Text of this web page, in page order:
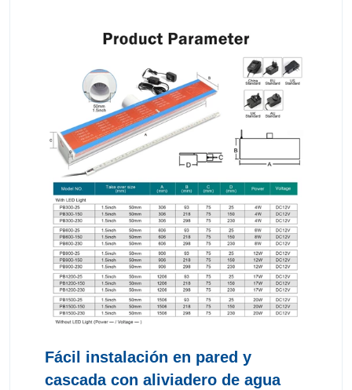
Fácil instalación en pared y
cascada con aliviadero de agua